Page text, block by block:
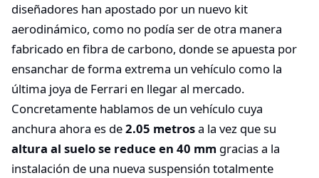
diseñadores han apostado por un nuevo kit
aerodinámico, como no podía ser de otra manera
fabricado en fibra de carbono, donde se apuesta por
ensanchar de forma extrema un vehículo como la
última joya de Ferrari en llegar al mercado.
Concretamente hablamos de un vehículo cuya
anchura ahora es de2.05 metrosa la vez que su
altura al suelo se reduce en 40 mm gracias a la
instalación de una nueva suspensión totalmente